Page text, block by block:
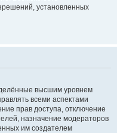
установленных
высшим уровнем
всеми аспектами
прав доступа, отключение
назначение модераторов
им создателем